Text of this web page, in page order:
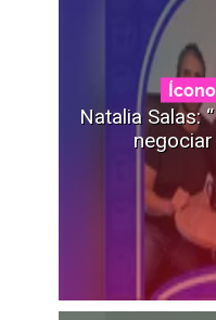
Natalia Salas: